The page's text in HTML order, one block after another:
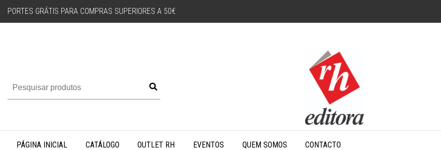
PORTES GRÁTIS PARA COMPRAS SUPERIORES A 50€
PÁGINA INICIAL CATÁLOGO OUTLET RH EVENTOS QUEM SOMOS CONTACTO